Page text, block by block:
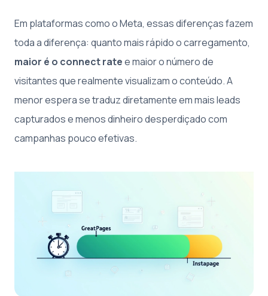
Em plataformas como o Meta, essas diferenças fazem
toda a diferença: quanto mais rápido o carregamento,
maior é o connect ratee maior o número de
visitantes que realmente visualizam o conteúdo. A
menor espera se traduz diretamente em mais leads
capturados e menos dinheiro desperdiçado com
campanhas pouco efetivas.